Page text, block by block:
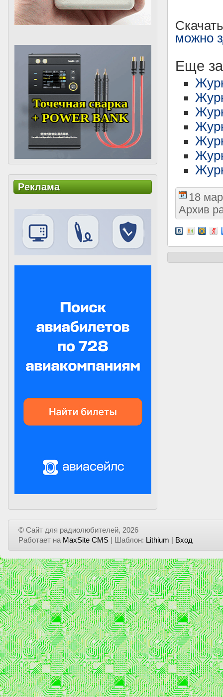
можно
Еще
18
Архив
Реклама
© Сайт для радиолюбителей, 2026
Работает на MaxSite CMS | Шаблон: Lithium Вход